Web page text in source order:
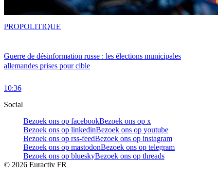
Guerre de désinformation russe : les élections municipales
allemandes prises pour cible
10:36
PROPOLITIQUE
Social
Bezoek ons op facebookBezoek ons op x
Bezoek ons op linkedinBezoek ons op youtube
Bezoek ons op rss-feedBezoek ons op instagram
Bezoek ons op mastodonBezoek ons op telegram
Bezoek ons op blueskyBezoek ons op threads
© 2026 Euractiv FR